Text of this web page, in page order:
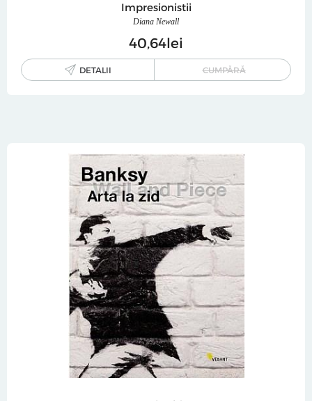
Impresionistii
Diana Newall
40 64lei
DETALII CUMPĂRĂ